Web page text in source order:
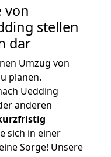
von
stellen
dar
Umzug von
planen.
Uedding
anderen
sich in einer
Sorge! Unsere